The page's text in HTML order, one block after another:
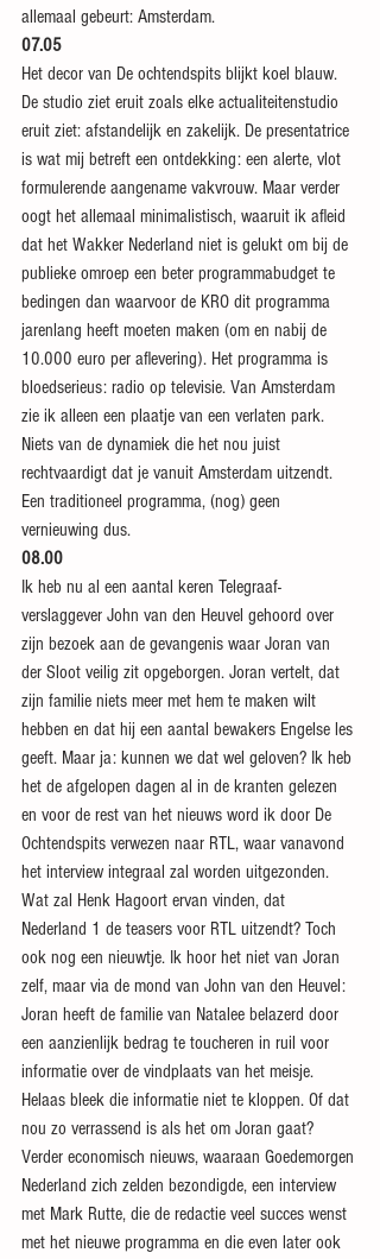
allemaal gebeurt: Amsterdam.
07.05
Het decor van De ochtendspits blijkt koel blauw.
De studio ziet eruit zoals elke actualiteitenstudio
eruit ziet: afstandelijk en zakelijk. De presentatrice
is wat mij betreft een ontdekking: een alerte, vlot
formulerende aangename vakvrouw. Maar verder
oogt het allemaal minimalistisch, waaruit ik afleid
dat het Wakker Nederland niet is gelukt om bij de
publieke omroep een beter programmabudget te
bedingen dan waarvoor de KRO dit programma
jarenlang heeft moeten maken (om en nabij de
10.000 euro per aflevering). Het programma is
bloedserieus: radio op televisie. Van Amsterdam
zie ik alleen een plaatje van een verlaten park.
Niets van de dynamiek die het nou juist
rechtvaardigt dat je vanuit Amsterdam uitzendt.
Een traditioneel programma, (nog) geen
vernieuwing dus.
08.00
Ik heb nu al een aantal keren Telegraaf-
verslaggever John van den Heuvel gehoord over
zijn bezoek aan de gevangenis waar Joran van
der Sloot veilig zit opgeborgen. Joran vertelt, dat
zijn familie niets meer met hem te maken wilt
hebben en dat hij een aantal bewakers Engelse les
geeft. Maar ja: kunnen we dat wel geloven? Ik heb
het de afgelopen dagen al in de kranten gelezen
en voor de rest van het nieuws word ik door De
Ochtendspits verwezen naar RTL, waar vanavond
het interview integraal zal worden uitgezonden.
Wat zal Henk Hagoort ervan vinden, dat
Nederland 1 de teasers voor RTL uitzendt? Toch
ook nog een nieuwtje. Ik hoor het niet van Joran
zelf, maar via de mond van John van den Heuvel:
Joran heeft de familie van Natalee belazerd door
een aanzienlijk bedrag te toucheren in ruil voor
informatie over de vindplaats van het meisje.
Helaas bleek die informatie niet te kloppen. Of dat
nou zo verrassend is als het om Joran gaat?
Verder economisch nieuws, waaraan Goedemorgen
Nederland zich zelden bezondigde, een interview
met Mark Rutte, die de redactie veel succes wenst
met het nieuwe programma en die even later ook